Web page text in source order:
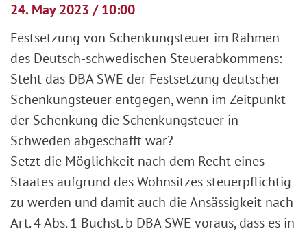
24. May 2023 / 10:00
Festsetzung von Schenkungsteuer im Rahmen
des Deutsch-schwedischen Steuerabkommens:
Steht das DBA SWE der Festsetzung deutscher
Schenkungsteuer entgegen, wenn im Zeitpunkt
der Schenkung die Schenkungsteuer in
Schweden abgeschafft war?
Setzt die Möglichkeit nach dem Recht eines
Staates aufgrund des Wohnsitzes steuerpflichtig
zu werden und damit auch die Ansässigkeit nach
Art. 4 Abs. 1 Buchst. b DBA SWE voraus, dass es in